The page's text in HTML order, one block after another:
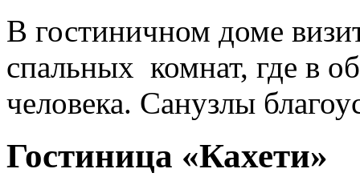
В гостиничном доме
спальных комнат, где в
человека. Санузлы
Гостиница «Кахети»